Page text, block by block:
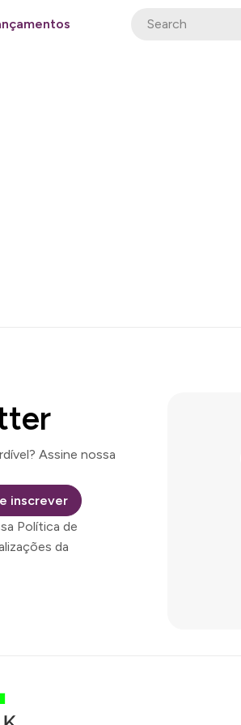
Assine nossa
inscrever
Política de
da